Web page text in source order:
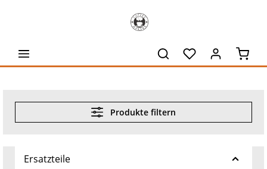
Produkte filtern
Ersatzteile